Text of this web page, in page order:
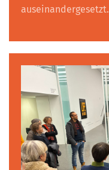
auseinandergesetzt.